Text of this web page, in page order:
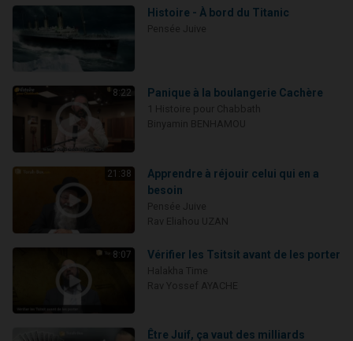
Histoire - À bord du Titanic
8:22 Panique à la boulangerie Cachère
21:38
Apprendre à réjouir celui qui en a
besoin
8:07 Vérifier les Tsitsit avant de les porter
Être Juif, ça vaut des milliards